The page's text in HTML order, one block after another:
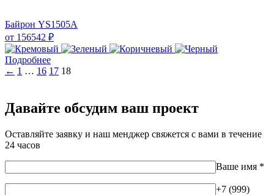
Байрон YS1505A
от 156542 ₽
Подробнее
Пагинация
← 1 … 16 17 18
Давайте обсудим ваш проект
Оставляйте заявку и наш менджер свяжется с вами в течение
24 часов
Ваше имя *
+7 (999)